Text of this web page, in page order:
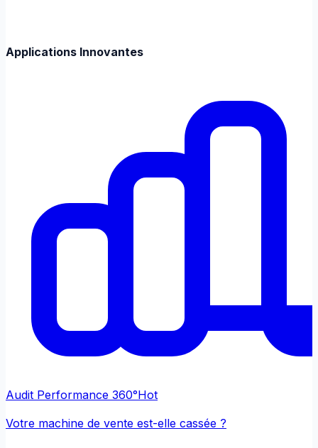
Applications Innovantes
Audit Performance 360°Hot
Votre machine de vente est-elle cassée ?